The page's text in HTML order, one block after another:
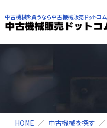
中古機械を買うなら中古機械販売ドットコム
HOME 中古機械を探す